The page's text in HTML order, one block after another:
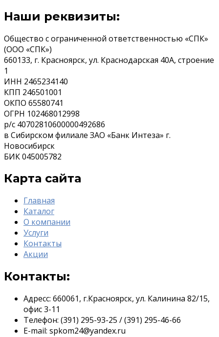
Наши реквизиты:
Общество с ограниченной ответственностью «СПК»
(ООО «СПК»)
660133, г. Красноярск, ул. Краснодарская 40А, строение
1
ИНН 2465234140
КПП 246501001
ОКПО 65580741
ОГРН 102468012998
р/с 40702810600000492686
в Сибирском филиале ЗАО «Банк Интеза» г.
Новосибирск
БИК 045005782
Карта сайта
Главная
Каталог
О компании
Услуги
Контакты
Акции
Контакты:
Адресс: 660061, г.Красноярск, ул. Калинина 82/15,
офис 3-11
Телефон: (391) 295-93-25 / (391) 295-46-66
E-mail: spkom24@yandex.ru